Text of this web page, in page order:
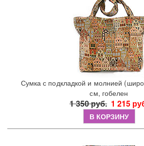
Сумка с подкладкой и молнией
см, гобелен
1 350 руб. 1 215
В КОРЗИНУ